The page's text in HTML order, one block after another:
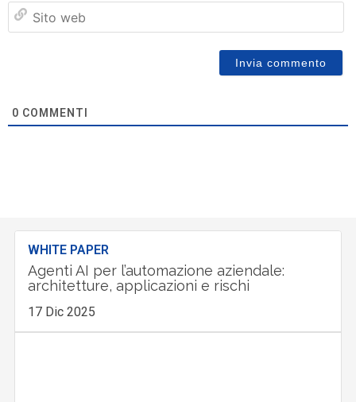
0 COMMENTI
WHITE PAPER
Agenti AI per l’automazione aziendale:
architetture, applicazioni e rischi
17 Dic 2025